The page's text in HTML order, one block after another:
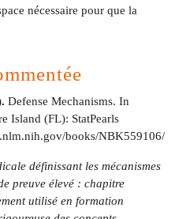
nécessaire pour que la
Defense Mechanisms. In
Island (FL): StatPearls
books/NBK559106/
définissant les mécanismes
preuve élevé : chapitre
utilisé en formation